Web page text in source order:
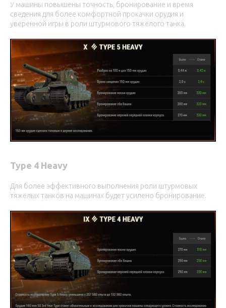
У машины повышены точность, бронирование и время
сведения для более комфортной прокачки орудия и
уверенной игры в роли штурмового тяжёлого танка.
Type 4 Heavy
Для более эффективного выполнения роли штурмовых
тяжёлых танков на машинах будет усилено бронирование.